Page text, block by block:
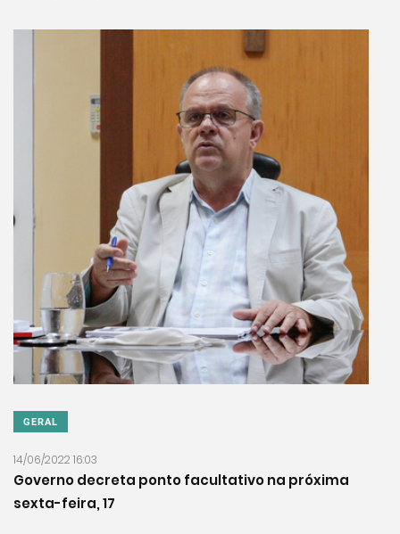
GERAL
14/06/2022 16:03
Governo decreta ponto facultativo na próxima
sexta-feira, 17